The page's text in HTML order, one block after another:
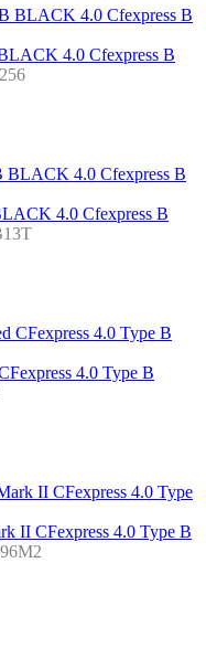
4.0 Cfexpress B
4.0 Cfexpress B
4.0 Type B
II CFexpress 4.0 Type B